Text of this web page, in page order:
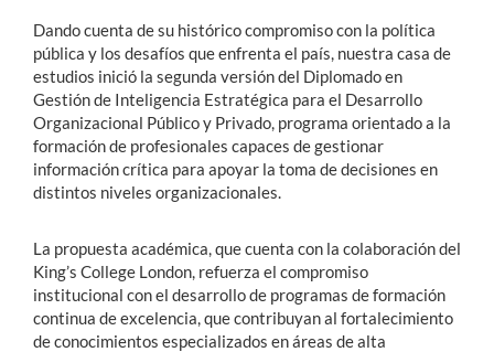
Dando cuenta de su histórico compromiso con la política
pública y los desafíos que enfrenta el país, nuestra casa de
estudios inició la segunda versión del Diplomado en
Gestión de Inteligencia Estratégica para el Desarrollo
Organizacional Público y Privado, programa orientado a la
formación de profesionales capaces de gestionar
información crítica para apoyar la toma de decisiones en
distintos niveles organizacionales.
La propuesta académica, que cuenta con la colaboración del
King’s College London, refuerza el compromiso
institucional con el desarrollo de programas de formación
continua de excelencia, que contribuyan al fortalecimiento
de conocimientos especializados en áreas de alta